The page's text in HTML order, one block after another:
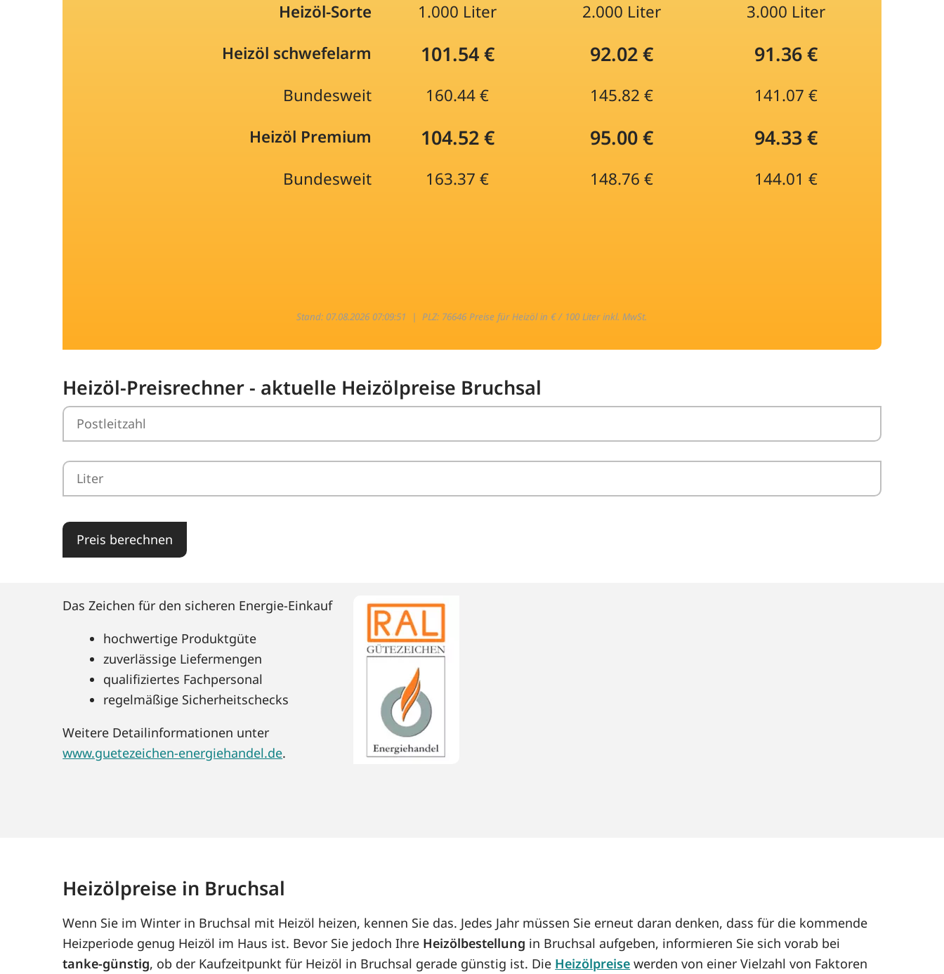
Heizöl-Sorte 1.000 Liter 2.000 Liter
3.000 Liter
Heizöl schwefelarm
101.54 € 92.02 € 91.36 €
Bundesweit 160.44 € 145.82 €
141.07 €
Heizöl Premium
104.52 € 95.00 € 94.33 €
Bundesweit 163.37 € 148.76 € 144.01 €
Stand: 07.08.2026 07:09:51 |PLZ: 76646 Preise für Heizöl in € / 100 Liter inkl. MwSt.
Heizöl-Preisrechner - aktuelle Heizölpreise Bruchsal
Preis berechnen
Das Zeichen für den sicheren Energie-Einkauf
hochwertige Produktgüte
zuverlässige Liefermengen
qualifiziertes Fachpersonal
regelmäßige Sicherheitschecks
Weitere Detailinformationen unter
www.guetezeichen-energiehandel.de.
Heizölpreise in Bruchsal
Wenn Sie im Winter in Bruchsal mit Heizöl heizen, kennen Sie das. Jedes Jahr müssen Sie erneut daran denken, dass für die kommende
Heizperiode genug Heizöl im Haus ist. Bevor Sie jedoch Ihre Heizölbestellung in Bruchsal aufgeben, informieren Sie sich vorab bei
tanke-günstig, ob der Kaufzeitpunkt für Heizöl in Bruchsal gerade günstig ist. Die Heizölpreise werden von einer Vielzahl von Faktoren